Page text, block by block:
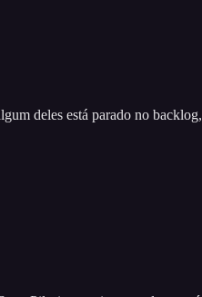
deles está parado no